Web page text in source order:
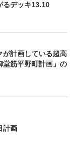
るデッキ13.10
が計画している超高
堂筋平野町計画」の
計画